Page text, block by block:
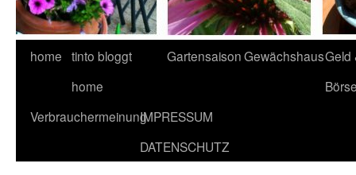
home tinto bloggt
home
GartensaisonGewächshausGeld
VerbrauchermeinungIMPRESSUM
DATENSCHUTZ